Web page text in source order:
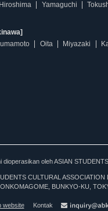
Hiroshima Yamaguchi
Oita Miyazaki
dioperasikan oleh ASIAN
CULTURAL
BUNKYO-KU,
website Kontak